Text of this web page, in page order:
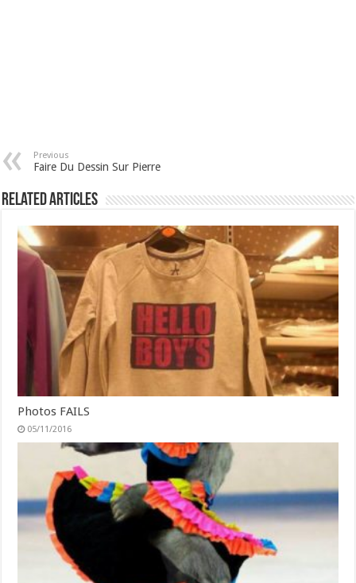
Previous
Faire Du Dessin Sur Pierre
Related Articles
Photos FAILS
05/11/2016